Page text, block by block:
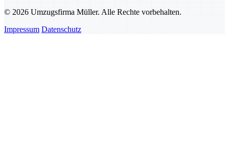
© 2026 Umzugsfirma Müller. Alle Rechte vorbehalten.
Impressum Datenschutz